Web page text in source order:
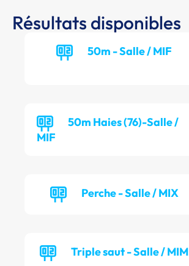
Résultats disponibles
50m - Salle / MIF
50m Haies (76)-Salle /
MIF
Perche - Salle / MIX
Triple saut - Salle / MIM